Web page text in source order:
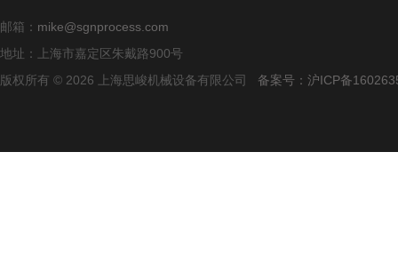
邮箱： mike@sgnprocess.com
地址：上海市嘉定区朱戴路900号
版权所有 © 2026 上海思峻机械设备有限公司 备案号：沪ICP备